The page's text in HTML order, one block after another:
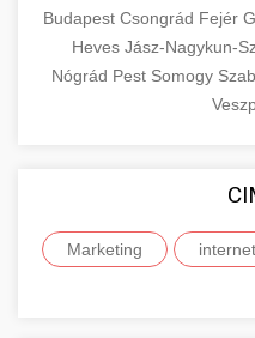
Budapest Csongrád Fejér
Heves Jász-Nagykun-
Nógrád Pest Somogy
Marketing internet